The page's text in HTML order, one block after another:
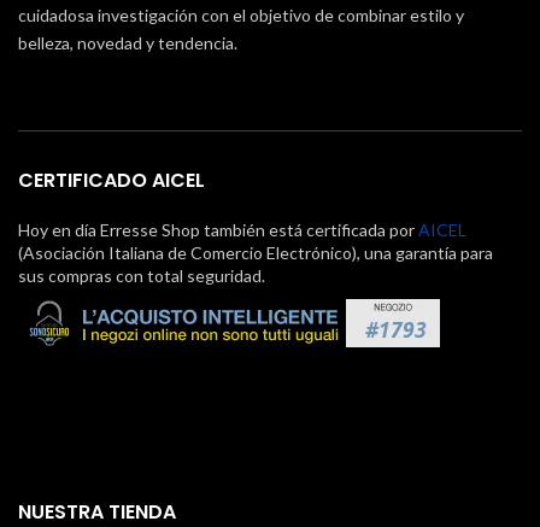
cuidadosa investigación con el objetivo de combinar estilo y
belleza, novedad y tendencia.
CERTIFICADO AICEL
Hoy en día Erresse Shop también está certificada porAICEL
(Asociación Italiana de Comercio Electrónico), una garantía para
sus compras con total seguridad.
NUESTRA TIENDA